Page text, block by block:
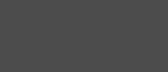
nach dem Bundesgesetz